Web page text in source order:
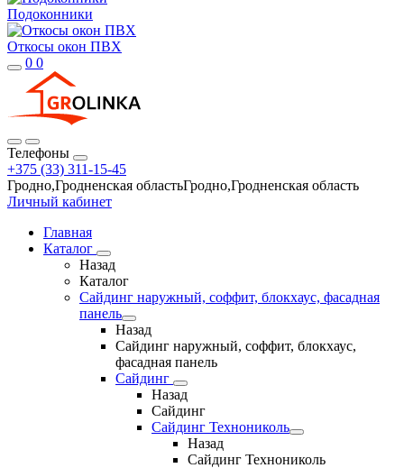
Подоконники
Откосы окон ПВХ
0 0
Телефоны
+375 (33) 311-15-45
Гродно,Гродненская областьГродно,Гродненская область
Личный кабинет
Главная
Каталог
Назад
Каталог
Сайдинг наружный, соффит, блокхаус, фасадная
панель
Назад
Сайдинг наружный, соффит, блокхаус,
фасадная панель
Сайдинг
Назад
Сайдинг
Сайдинг Технониколь
Назад
Сайдинг Технониколь